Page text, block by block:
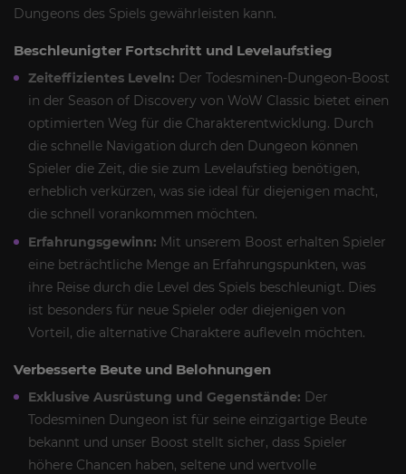
Dungeons des Spiels gewährleisten kann.
Beschleunigter Fortschritt und Levelaufstieg
Zeiteffizientes Leveln: Der Todesminen-Dungeon-Boost
in der Season of Discovery von WoW Classic bietet einen
optimierten Weg für die Charakterentwicklung. Durch
die schnelle Navigation durch den Dungeon können
Spieler die Zeit, die sie zum Levelaufstieg benötigen,
erheblich verkürzen, was sie ideal für diejenigen macht,
die schnell vorankommen möchten.
Erfahrungsgewinn: Mit unserem Boost erhalten Spieler
eine beträchtliche Menge an Erfahrungspunkten, was
ihre Reise durch die Level des Spiels beschleunigt. Dies
ist besonders für neue Spieler oder diejenigen von
Vorteil, die alternative Charaktere aufleveln möchten.
Verbesserte Beute und Belohnungen
Exklusive Ausrüstung und Gegenstände: Der
Todesminen Dungeon ist für seine einzigartige Beute
bekannt und unser Boost stellt sicher, dass Spieler
höhere Chancen haben, seltene und wertvolle